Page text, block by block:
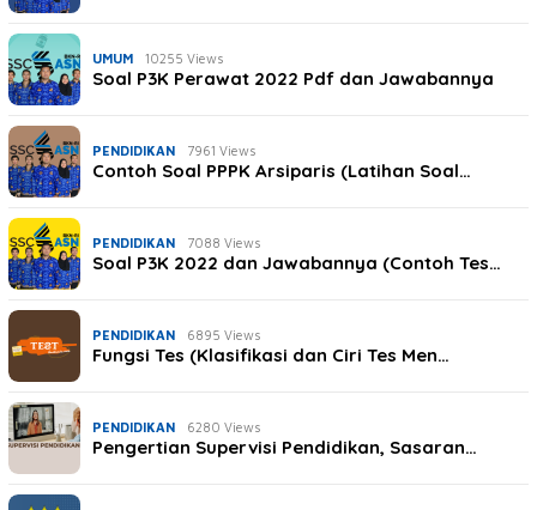
UMUM 10255 Views
Soal P3K Perawat 2022 Pdf dan Jawabannya
PENDIDIKAN 7961 Views
Contoh Soal PPPK Arsiparis (Latihan Soal…
PENDIDIKAN 7088 Views
Soal P3K 2022 dan Jawabannya (Contoh Tes…
PENDIDIKAN 6895 Views
Fungsi Tes (Klasifikasi dan Ciri Tes Men…
PENDIDIKAN 6280 Views
Pengertian Supervisi Pendidikan, Sasaran…